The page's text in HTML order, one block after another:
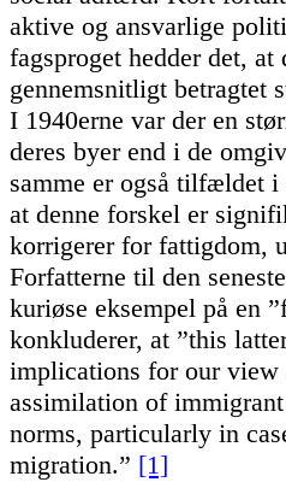
aktive og ansvarlige
fagsproget hedder det, at
gennemsnitligt betragtet
I 1940erne var der en
deres byer end i de
samme er også tilfældet
at denne forskel er
korrigerer for fattigdom,
Forfatterne til den
kuriøse eksempel på en
konkluderer, at ”this
implications for our
assimilation of
norms, particularly in
migration.” [1]